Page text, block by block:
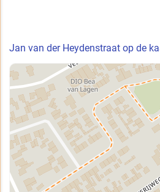
Jan van der Heydenstraat op de